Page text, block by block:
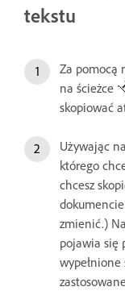
tekstu
Za pomocą
na ścieżce
skopiować
Używając
którego
chcesz
zmienić.)
pojawia się